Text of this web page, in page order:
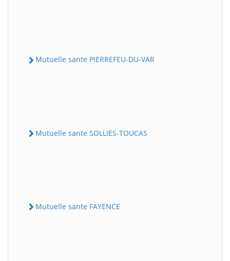
Mutuelle sante PIERREFEU-DU-VAR
Mutuelle sante SOLLIES-TOUCAS
Mutuelle sante FAYENCE